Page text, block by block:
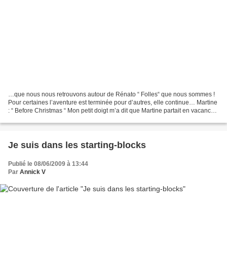
…que nous nous retrouvons autour de Rénato “ Folles“ que nous sommes !
Pour certaines l’aventure est terminée pour d’autres, elle continue… Martine
: “ Before Christmas “ Mon petit doigt m’a dit que Martine partait en vacances
Je suis dans les starting-blocks
Publié le 08/06/2009 à 13:44
Par Annick V